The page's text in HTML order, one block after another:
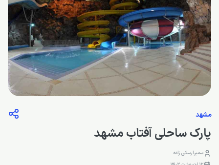
مشهد
پارک ساحلی آفتاب مشهد
سمیرا رسائی زاده